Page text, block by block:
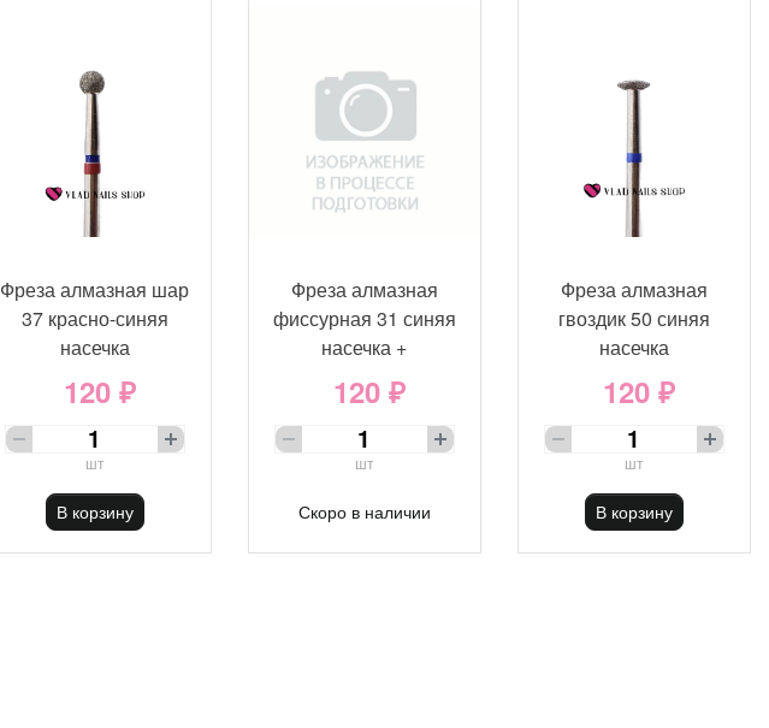
Фреза алмазная шар
37 красно-синяя
насечка
120 ₽
шт
В корзину
Фреза алмазная
фиссурная 31 синяя
насечка +
120 ₽
шт
Скоро в наличии
Фреза алмазная
гвоздик 50 синяя
насечка
120 ₽
шт
В корзину